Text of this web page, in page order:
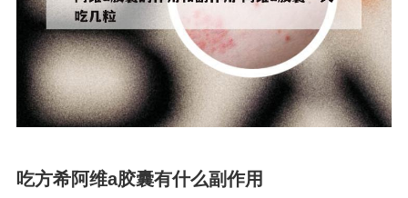
吃方希阿维a胶囊有什么副作用